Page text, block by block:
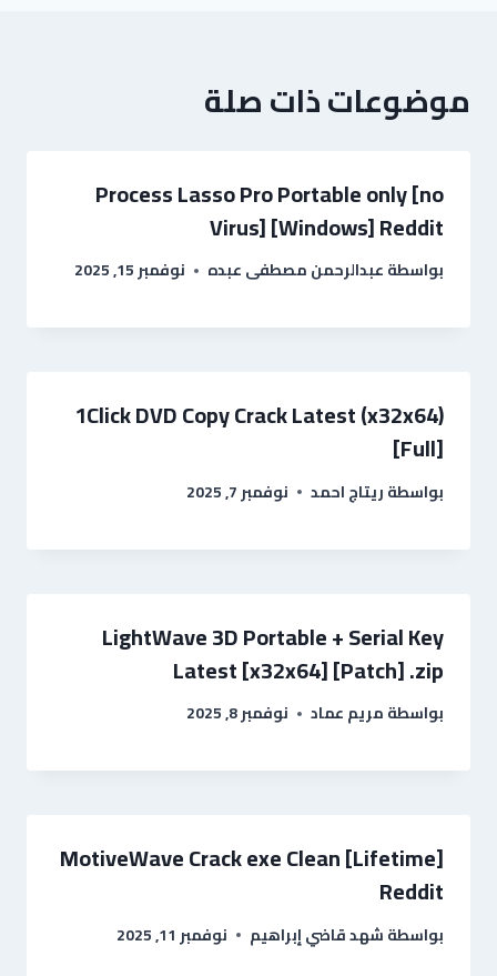
موضوعات ذات صلة
Process Lasso Pro Portable only [no
Virus] [Windows] Reddit
بواسطةعبدالرحمن مصطفى عبده نوفمبر 15, 2025
1Click DVD Copy Crack Latest (x32x64)
[Full]
بواسطةريتاج احمد نوفمبر 7, 2025
LightWave 3D Portable + Serial Key
Latest [x32x64] [Patch] .zip
بواسطةمريم عماد نوفمبر 8, 2025
MotiveWave Crack exe Clean [Lifetime]
Reddit
بواسطةشهد قاضي إبراهيم نوفمبر 11, 2025